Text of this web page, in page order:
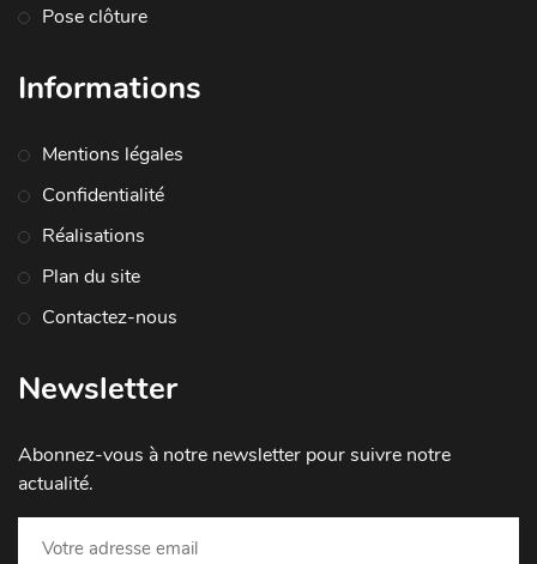
Pose clôture
Informations
Mentions légales
Confidentialité
Réalisations
Plan du site
Contactez-nous
Newsletter
Abonnez-vous à notre newsletter pour suivre notre
actualité.